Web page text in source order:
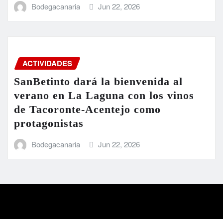
Bodegacanaria Jun 22, 2026
ACTIVIDADES
SanBetinto dará la bienvenida al
verano en La Laguna con los vinos
de Tacoronte-Acentejo como
protagonistas
Bodegacanaria Jun 22, 2026